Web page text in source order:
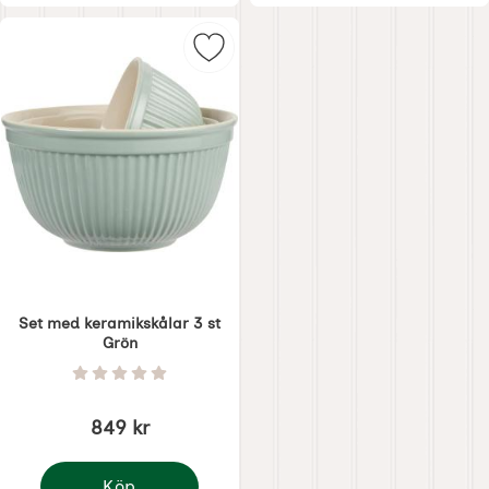
Set med keramikskålar 3 st
Grön
Art. nr 4853 Betyg: 0 Stjärnor av 5
849 kr
Markera set med keramikskålar 3